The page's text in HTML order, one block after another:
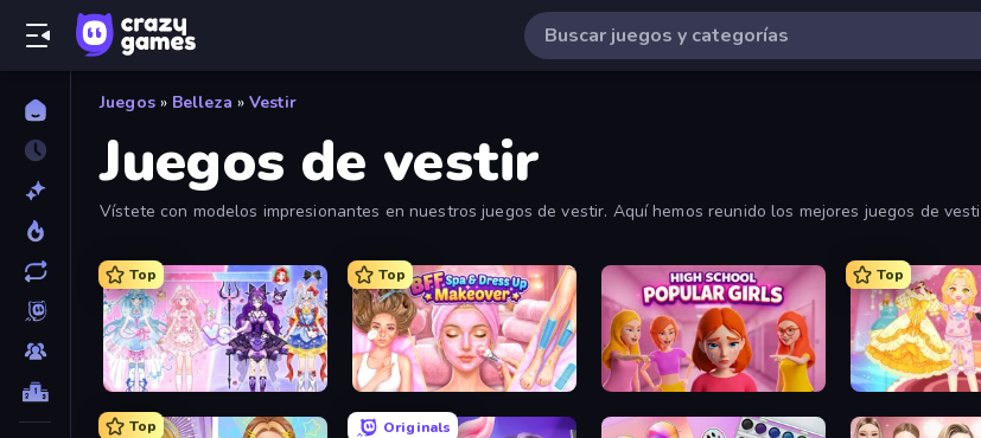
Juegos » Belleza » Vestir
Juegos de vestir
Vístete con modelos impresionantes en nuestros juegos de vestir. Aquí hemos reunido los mejores juegos de
Top
Idol Livestream: Fashion Game
Top
BFF Makeover - Spa & Dress Up High School Popular Girls
Top
Top Originals